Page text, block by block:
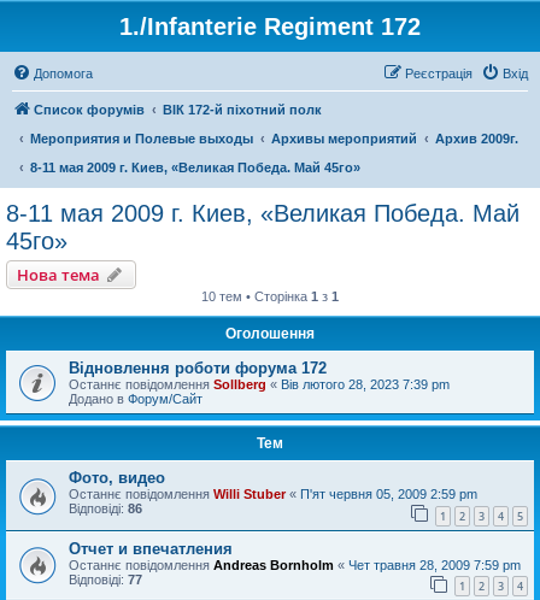
1./Infanterie Regiment 172
Допомога Вхід
Реєстрація
Список форумів
ВІК 172-й піхотний полк
Мероприятия и Полевые выходы
Архивы мероприятий
Архив 2009г.
8-11 мая 2009 г. Киев, «Великая Победа. Май 45го»
8-11 мая 2009 г. Киев, «Великая Победа. Май
45го»
Нова тема
10 тем • Сторінка 1 з 1
Оголошення
Відновлення роботи форума 172
Останнє повідомлення Sollberg « Вів лютого 28, 2023 7:39 pm
Додано в Форум/Сайт
Тем
Фото, видео
Останнє повідомлення Willi Stuber« П'ят червня 05, 2009 2:59 pm
Відповіді: 86 1 2 3 4 5
Отчет и впечатления
Останнє повідомлення Andreas Bornholm « Чет травня 28, 2009 7:59 pm
Відповіді: 77 1 2 3 4